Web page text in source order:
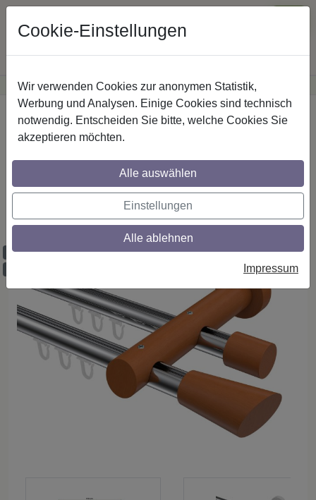
Günstige Versandkosteninnerhalb Österreichs· Sichere Zahlung
Startseite Innenlaufstangen Aluminium / Holz
Gardinenstangen mit Innenlauf aus
Aluminium / Holz in 20 mm Ø, 2-läufig,
Modell TALENT - Bero Chrom /
Kirschbaum lackiert
Maßzuschnitt möglich
Cookie-Einstellungen
Wir verwenden Cookies zur anonymen Statistik,
Werbung und Analysen. Einige Cookies sind technisch
notwendig. Entscheiden Sie bitte, welche Cookies Sie
akzeptieren möchten.
Alle auswählen
Einstellungen
Alle ablehnen
Impressum